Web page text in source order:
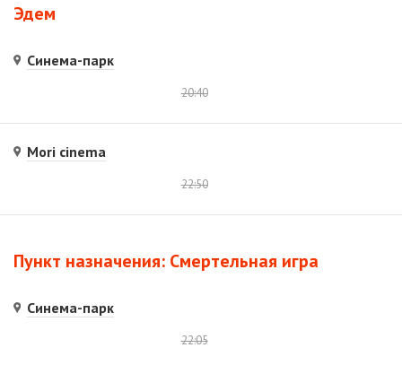
Эдем
Синема-парк
20:40
Mori cinema
22:50
Пункт назначения: Смертельная игра
Синема-парк
22:05